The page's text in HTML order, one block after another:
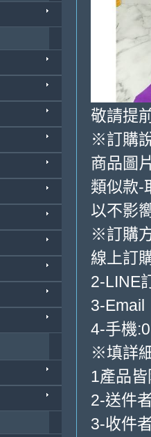
敬請提
※訂購
商品圖
類似款-
以不影
※訂購
線上訂
2-LINE
3-Email
4-手機
※填詳
1產品
2-送件
3-收件